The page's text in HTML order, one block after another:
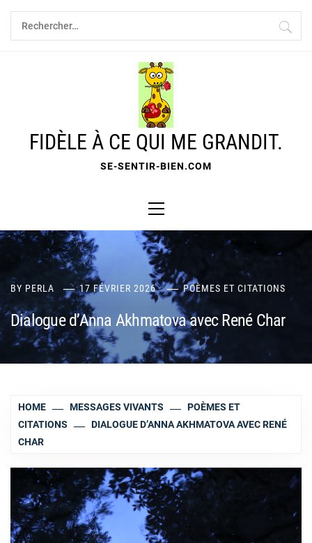
Skip
content
Rechercher :
FIDÈLE À CE QUI ME GRANDIT.
SE-SENTIR-BIEN.COM
Menu
BY PERLA 17 FÉVRIER 2026 POÈMES ET CITATIONS
Dialogue d’Anna Akhmatova avec René Char
HOME MESSAGES VIVANTS
POÈMES ET
CITATIONS
DIALOGUE D’ANNA AKHMATOVA AVEC RENÉ
CHAR